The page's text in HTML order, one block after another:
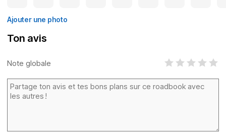
Ajouter une photo
Ton avis
Note globale